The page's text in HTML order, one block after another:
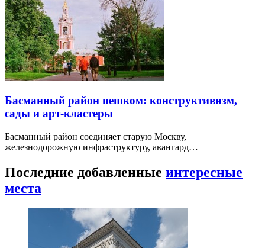
Басманный район пешком: конструктивизм,
сады и арт-кластеры
Басманный район соединяет старую Москву,
железнодорожную инфраструктуру, авангард…
Последние добавленные интересные
места